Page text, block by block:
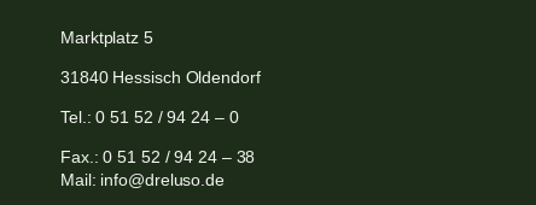
Marktplatz 5
31840 Hessisch Oldendorf
Tel.: 0 51 52 / 94 24 – 0
Fax.: 0 51 52 / 94 24 – 38
Mail: info@dreluso.de